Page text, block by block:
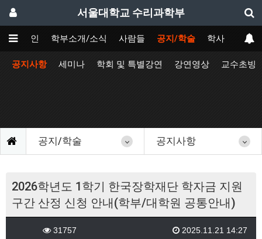
서울대학교 수리과학부
메인 학부소개/소식 사람들 공지/학술 학사
공지사항 세미나 학회 및 특별강연 강연영상 교수초빙
공지/학술 공지사항
2026학년도 1학기 한국장학재단 학자금 지원
구간 산정 신청 안내(학부/대학원 공통안내)
31757 2025.11.21 14:27